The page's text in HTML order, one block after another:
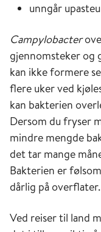
unngår
Campylobacter
gjennomsteker og
kan ikke formere
flere uker ved
kan bakterien
Dersom du fryser
mindre mengde
det tar mange
Bakterien er
dårlig på overflater.
Ved reiser til land